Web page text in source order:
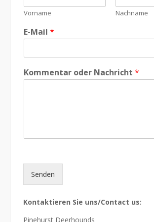
Vorname Nachname
E-Mail *
Kommentar oder Nachricht *
Senden
Kontaktieren Sie uns/Contact us:
Pinehurst Deerhounds